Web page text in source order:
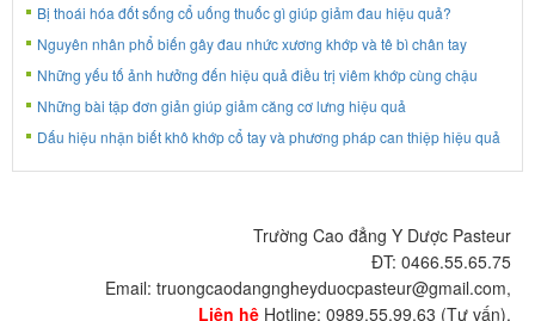
Bị thoái hóa đốt sống cổ uống thuốc gì giúp giảm đau hiệu quả?
Nguyên nhân phổ biến gây đau nhức xương khớp và tê bì chân tay
Những yếu tố ảnh hưởng đến hiệu quả điều trị viêm khớp cùng chậu
Những bài tập đơn giản giúp giảm căng cơ lưng hiệu quả
Dấu hiệu nhận biết khô khớp cổ tay và phương pháp can thiệp hiệu quả
Trường Cao đẳng Y Dược Pasteur
ĐT: 0466.55.65.75
Email: truongcaodangngheyduocpasteur@gmail.com,
Liên hệ Hotline: 0989.55.99.63 (Tư vấn).